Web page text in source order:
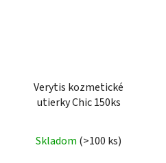
Verytis kozmetické
utierky Chic 150ks
Skladom (>100 ks)